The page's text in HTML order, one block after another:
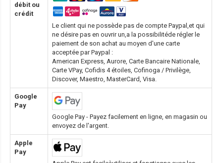
débit ou
crédit
Le client qui ne possède pas de compte Paypal,et qui
ne désire pas en ouvrir un,a la possibilitéde régler le
paiement de son achat au moyen d'une carte
acceptée par Paypal :
American Express, Aurore, Carte Bancaire Nationale,
Carte VPay, Cofidis 4 étoiles, Cofinoga / Privilège,
Discover, Maestro, MasterCard, Visa.
Google
Pay
Google Pay - Payez facilement en ligne, en magasin ou
envoyez de l'argent.
Apple
Pay